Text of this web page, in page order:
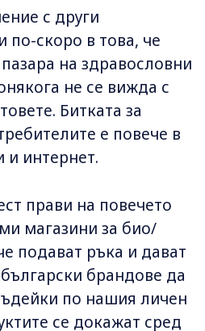
с други
по-скоро в това, че
на здравословни
не се вижда с
Битката за
е повече в
интернет.
прави на повечето
магазини за био/
подават ръка и дават
брандове да
по нашия личен
се докажат сред